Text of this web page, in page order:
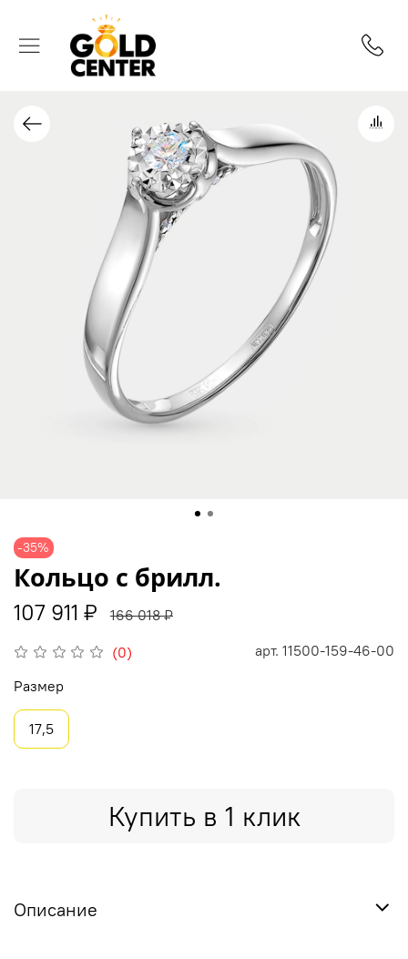
-35%
(0) арт. 11500-159-46-00
Кольцо c брилл.
107 911 ₽ 166 018 ₽
Купить в 1 клик
Размер
17,5
Описание